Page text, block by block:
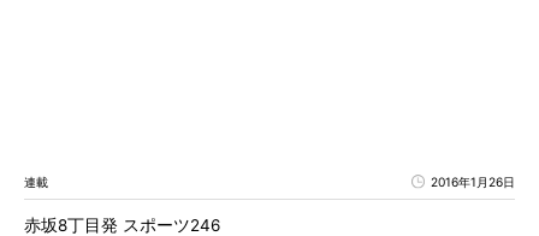
連載 2016年1月26日
赤坂8丁目発 スポーツ246